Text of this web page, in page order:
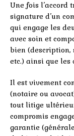
Une fois l’accord
signature d’un
qui engage les
avec soin et
bien (description,
etc.) ainsi que les
Il est vivement
(notaire ou
tout litige
compromis
garantie